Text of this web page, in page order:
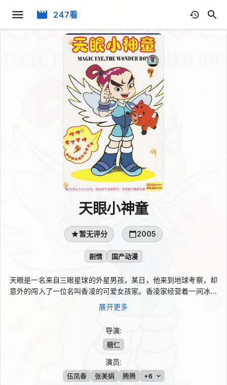
247看
天眼小神童
暂无评分 2005
剧情 国产动漫
天眼是一名来自三眼星球的外星男孩，某日，他来到地球考察，却
意外的闯入了一位名叫香凌的可爱女孩家。香凌家经营着一间冰淇
淋店，天眼从未吃过如此美味的食物，很快就折服在了冰淇淋的诱
惑之下，决定在香凌家常住。天眼化身成为了一只小猫，但是香凌
可爱，个性善良，然而却屡屡遭到同班同学张胜男和李亨等人的刁
难和欺负，当天眼来到她身边之后，香凌终于能够借助天眼的魔力
给予张胜男有力的回击。天眼的魔力帮助香凌和朋友们解决了许多
的难题，却也惹出了不少的笑话。单纯善良的孩子们聚在一起，充
满了幸福和欢笑的日常每天都在上演。
展开更多
导演:
糖仁
演员:
伍凤春 张美娟 腾腾 +6